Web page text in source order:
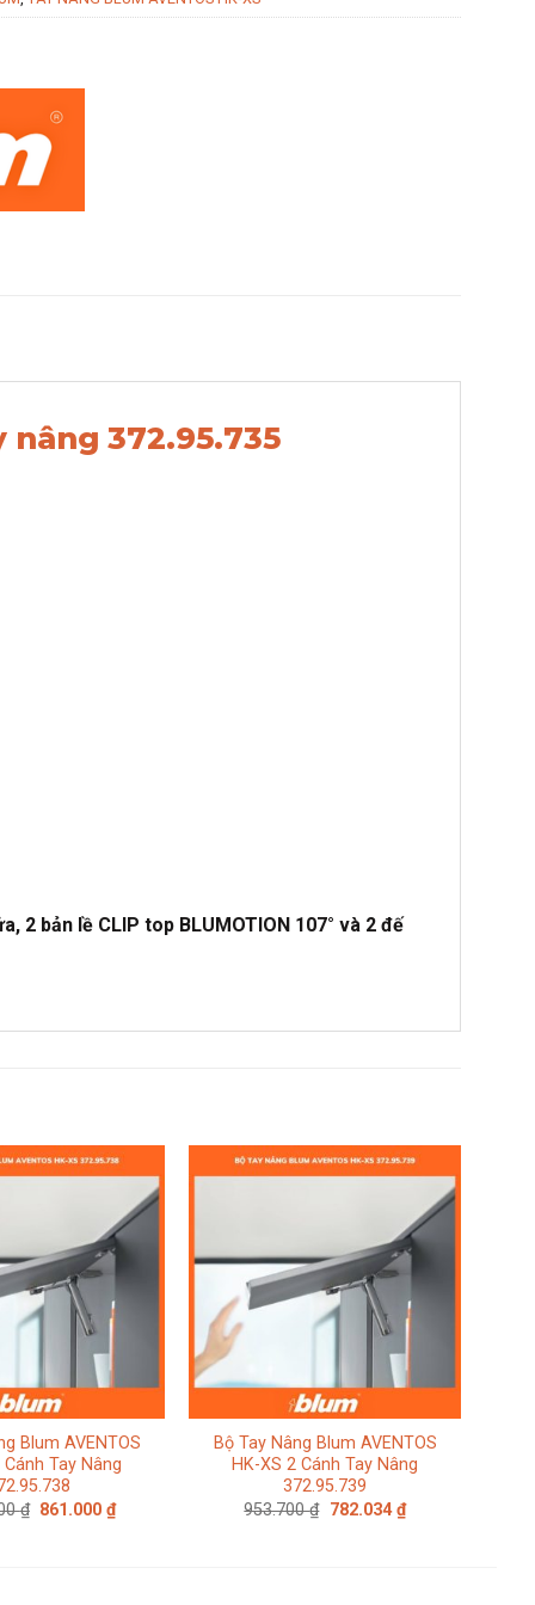
372.95.735
2 bản lề CLIP top BLUMOTION 107° và 2 đế
Blum AVENTOS
Tay Nâng
₫ Giá
861.000₫Giá
hiện
Bộ Tay Nâng Blum AVENTOS
HK-XS 2 Cánh Tay Nâng
372.95.739
953.700₫ Giá
782.034₫Giá
hiện